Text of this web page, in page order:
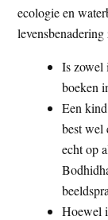
ecologie en
Is zowel
boeken
Een
best wel
echt op
Hoewel